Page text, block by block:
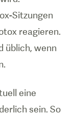
Sitzungen
reagieren.
üblich, wenn
eine
sein. So